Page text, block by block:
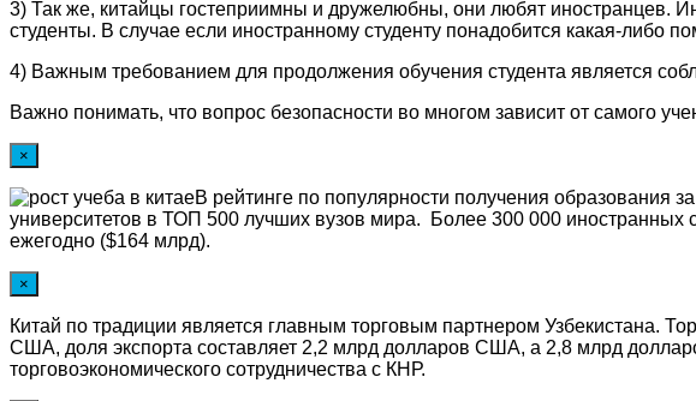
3) Так же, китайцы гостеприимны и дружелюбны, они любят иностранцев.
студенты. В случае если иностранному студенту понадобится какая-
4) Важным требованием для продолжения обучения студента является
Важно понимать, что вопрос безопасности во многом зависит от самого
×
В рейтинге по популярности получения образования
университетов в ТОП 500 лучших вузов мира. Более 300 000 иностранных
ежегодно ($164 млрд).
×
Китай по традиции является главным торговым партнером Узбекистана.
США, доля экспорта составляет 2,2 млрд долларов США, а 2,8 млрд
торговоэкономического сотрудничества с КНР.